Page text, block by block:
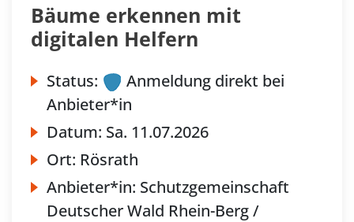
Bäume erkennen mit
digitalen Helfern
Status:
Anmeldung direkt bei
Anbieter*in
Datum: Sa. 11.07.2026
Ort: Rösrath
Anbieter*in: Schutzgemeinschaft
Deutscher Wald Rhein-Berg /